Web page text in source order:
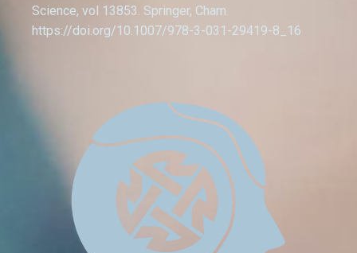
Science, vol 13853. Springer, Cham.
https://doi.org/10.1007/978-3-031-29419-8_16